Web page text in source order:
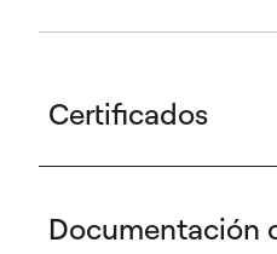
Certificados
Documentación